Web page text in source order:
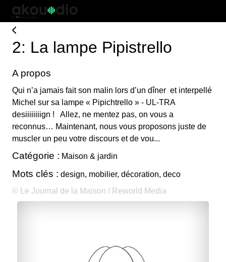
2: La lampe Pipistrello
A propos
Qui n’a jamais fait son malin lors d’un dîner et interpellé
Michel sur sa lampe « Pipichtrello » - UL-TRA
desiiiiiiiign ! Allez, ne mentez pas, on vous a
reconnus… Maintenant, nous vous proposons juste de
muscler un peu votre discours et de vou...
Catégorie : Maison & jardin
Mots clés : design, mobilier, décoration, deco
© Le Journal de la Maison / Reworld Media